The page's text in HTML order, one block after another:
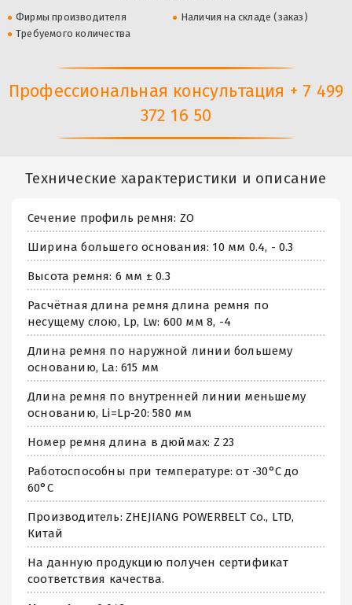
Фирмы производителя
Наличия на складе (заказ)
Требуемого количества
Профессиональная консультация + 7 499
372 16 50
Технические характеристики и описание
Сечение профиль ремня: ZO
Ширина большего основания: 10 мм 0.4, - 0.3
Высота ремня: 6 мм ± 0.3
Расчётная длина ремня длина ремня по
несущему слою, Lp, Lw: 600 мм 8, -4
Длина ремня по наружной линии большему
основанию, La: 615 мм
Длина ремня по внутренней линии меньшему
основанию, Li=Lp-20: 580 мм
Номер ремня длина в дюймах: Z 23
Работоспособны при температуре: от -30°C до
60°C
Производитель: ZHEJIANG POWERBELT Co., LTD,
Китай
На данную продукцию получен сертификат
соответствия качества.